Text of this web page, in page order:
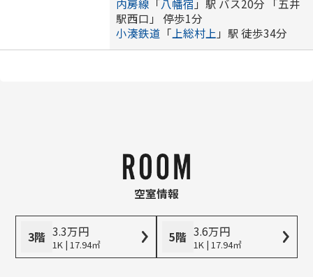
内房線 「八幡宿 」駅 バス20分 「五井
駅西口」 停歩1分
小湊鉄道 「 上総村上 」駅 徒歩34分
空室情報
3階 3.3万円
1K | 17.94㎡ 5階 3.6万円
1K | 17.94㎡